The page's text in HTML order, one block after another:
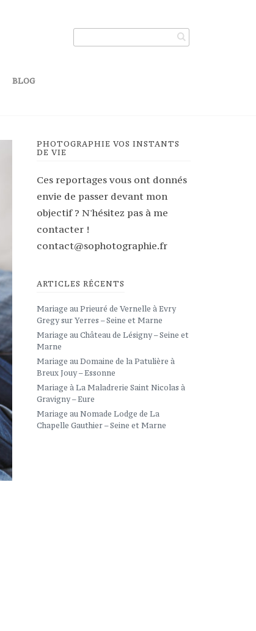
BLOG
PHOTOGRAPHIE VOS INSTANTS
DE VIE
Ces reportages vous ont donnés
envie de passer devant mon
objectif ? N'hésitez pas à me
contacter !
contact@sophotographie.fr
ARTICLES RÉCENTS
Mariage au Prieuré de Vernelle à Evry
Gregy sur Yerres – Seine et Marne
Mariage au Château de Lésigny – Seine et
Marne
Mariage au Domaine de la Patulière à
Breux Jouy – Essonne
Mariage à La Maladrerie Saint Nicolas à
Gravigny – Eure
Mariage au Nomade Lodge de La
Chapelle Gauthier – Seine et Marne